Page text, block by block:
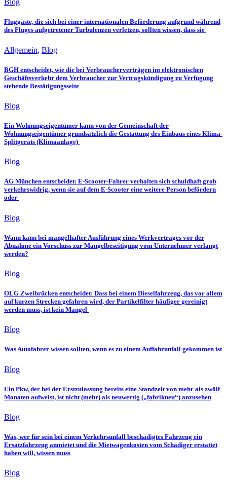
Blog
Fluggäste, die sich bei einer internationalen Beförderung aufgrund während
des Fluges aufgetretener Turbulenzen verletzen, sollten wissen, dass sie
Allgemein, Blog
BGH entscheidet, wie die bei Verbraucherverträgen im elektronischen
Geschäftsverkehr dem Verbraucher zur Vertragskündigung zu Verfügung
stehende Bestätigungsseite
Blog
Ein Wohnungseigentümer kann von der Gemeinschaft der
Wohnungseigentümer grundsätzlich die Gestattung des Einbaus eines Klima-
Splitgeräts (Klimaanlage)
Blog
AG München entscheidet: E-Scooter-Fahrer verhalten sich schuldhaft grob
verkehrswidrig, wenn sie auf dem E-Scooter eine weitere Person befördern
oder
Blog
Wann kann bei mangelhafter Ausführung eines Werkvertrages vor der
Abnahme ein Vorschuss zur Mangelbeseitigung vom Unternehmer verlangt
werden?
Blog
OLG Zweibrücken entscheidet: Dass bei einem Dieselfahrzeug, das vor allem
auf kurzen Strecken gefahren wird, der Partikelfilter häufiger gereinigt
werden muss, ist kein Mangel
Blog
Was Autofahrer wissen sollten, wenn es zu einem Auffahrunfall gekommen ist
Blog
Ein Pkw, der bei der Erstzulassung bereits eine Standzeit von mehr als zwölf
Monaten aufweist, ist nicht (mehr) als neuwertig („fabrikneu“) anzusehen
Blog
Was, wer für sein bei einem Verkehrsunfall beschädigtes Fahrzeug ein
Ersatzfahrzeug anmietet und die Mietwagenkosten vom Schädiger erstattet
haben will, wissen muss
Blog